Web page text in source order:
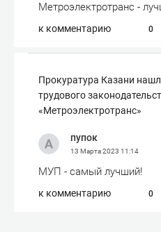
Метроэлектротранс -
к комментарию 0
Прокуратура Казани
трудового
«Метроэлектротранс»
пупок
13 Марта 2023 11:14
МУП - самый лучший!
к комментарию 0